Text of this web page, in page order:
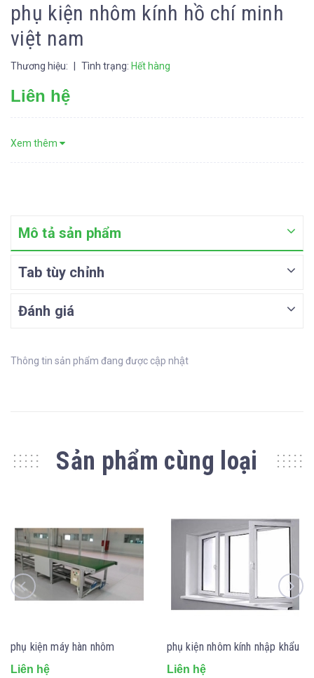
phụ kiện nhôm kính hồ chí minh
việt nam
Thương hiệu: Tình trạng: Hết hàng
Liên hệ
Xem thêm
Mô tả sản phẩm
Tab tùy chỉnh
Đánh giá
Thông tin sản phẩm đang được cập nhật
Sản phẩm cùng loại
phụ kiện máy hàn nhôm
Liên hệ
phụ kiện nhôm kính nhập khẩu
Liên hệ